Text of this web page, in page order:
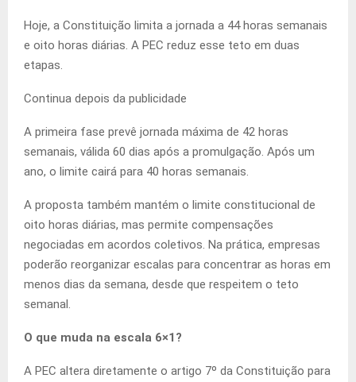
Hoje, a Constituição limita a jornada a 44 horas semanais
e oito horas diárias. A PEC reduz esse teto em duas
etapas.
Continua depois da publicidade
A primeira fase prevê jornada máxima de 42 horas
semanais, válida 60 dias após a promulgação. Após um
ano, o limite cairá para 40 horas semanais.
A proposta também mantém o limite constitucional de
oito horas diárias, mas permite compensações
negociadas em acordos coletivos. Na prática, empresas
poderão reorganizar escalas para concentrar as horas em
menos dias da semana, desde que respeitem o teto
semanal.
O que muda na escala 6×1?
A PEC altera diretamente o artigo 7º da Constituição para